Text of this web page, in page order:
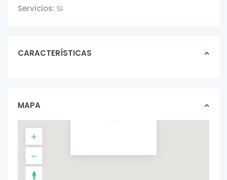
Servicios: Si
CARACTERÍSTICAS
MAPA